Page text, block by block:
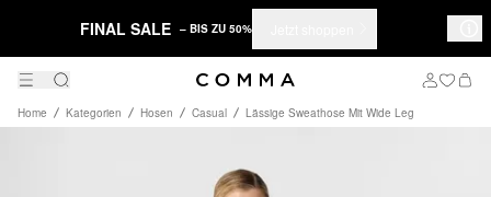
FINAL SALE – BIS ZU 50%
Home Kategorien Hosen Casual Lässige Sweathose Mit Wide Leg